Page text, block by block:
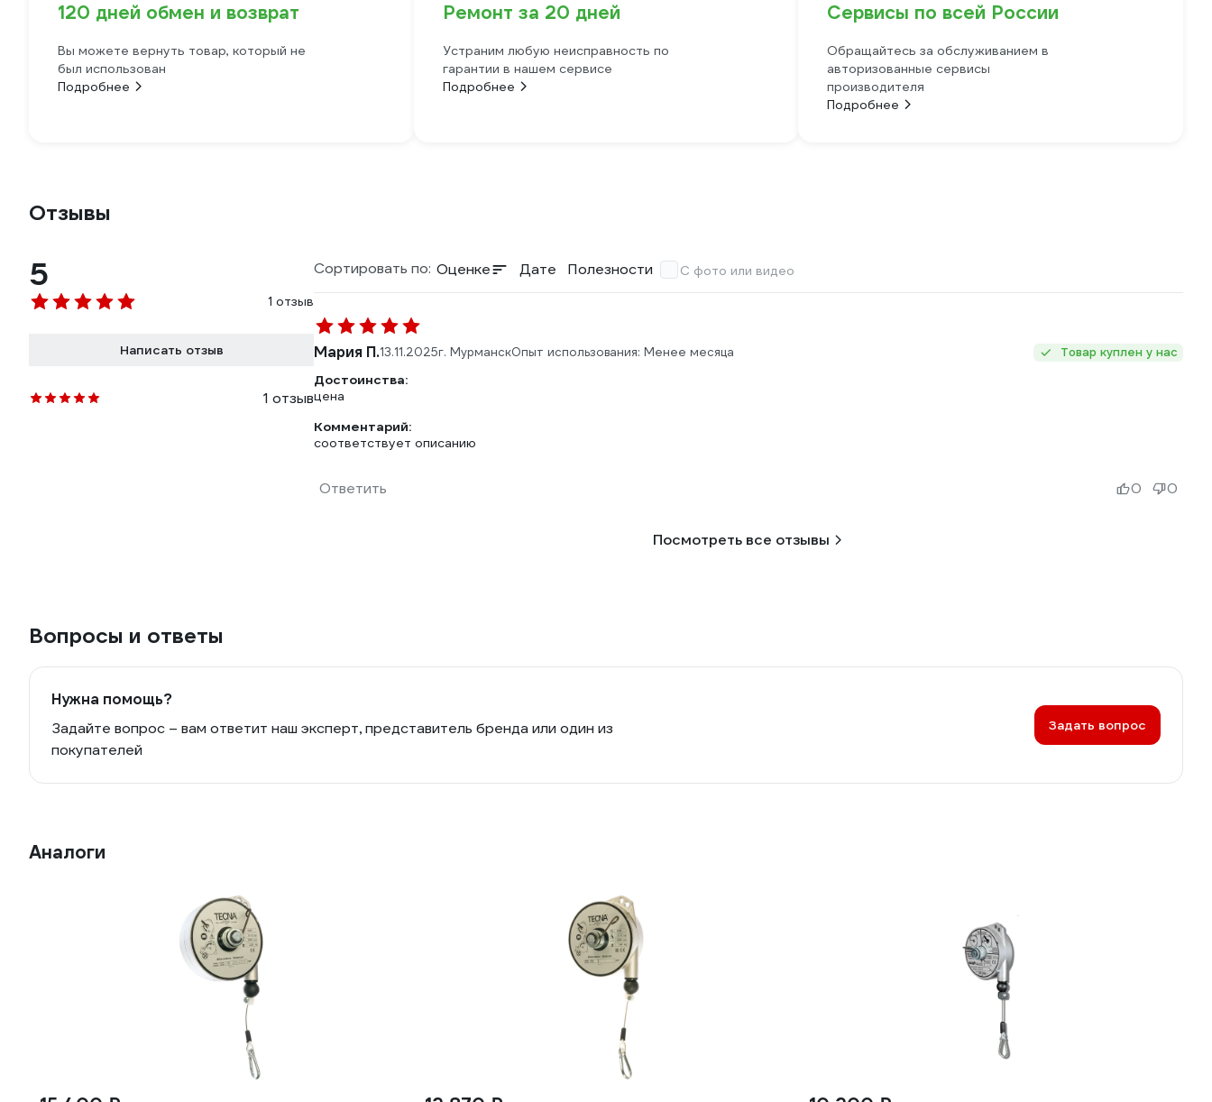
120 дней обмен и возврат
Вы можете вернуть товар, который не
был использован
Подробнее
Ремонт за 20 дней
Устраним любую неисправность по
гарантии в нашем сервисе
Подробнее
Сервисы по всей России
Обращайтесь за обслуживанием в
авторизованные сервисы
производителя
Подробнее
Отзывы
5
1 отзыв
Написать отзыв
1 отзыв
Сортировать по: Оценке Дате Полезности С фото или видео
Мария П.13.11.2025г. МурманскОпыт использования: Менее месяца Товар куплен у нас
Достоинства:
цена
Комментарий:
соответствует описанию
Ответить 0 0
Посмотреть все отзывы
Вопросы и ответы
Нужна помощь?
Задайте вопрос – вам ответит наш эксперт, представитель бренда или один из
покупателей
Задать вопрос
Аналоги